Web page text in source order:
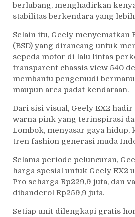
berlubang, menghadirkan
stabilitas berkendara yang
Selain itu, Geely menyematkan
(BSD) yang dirancang untuk
sepeda motor di lalu lintas
transparent chassis view 540
membantu pengemudi
maupun area padat kendaraan.
Dari sisi visual, Geely EX2
warna pink yang terinspirasi
Lombok, menyasar gaya hidup,
tren fashion generasi muda
Selama periode peluncuran,
harga spesial untuk Geely EX2
Pro seharga Rp229,9 juta, dan
dibanderol Rp259,9 juta.
Setiap unit dilengkapi gratis